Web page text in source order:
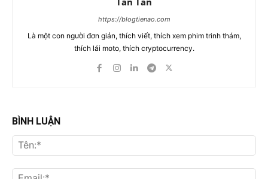
https://blogtienao.com
Là một con người đơn giản, thích viết, thích xem phim trinh thám,
thích lái moto, thích cryptocurrency.
BÌNH LUẬN